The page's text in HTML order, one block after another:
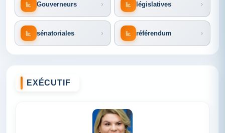
Gouverneurs législatives
sénatoriales référendum
EXÉCUTIF